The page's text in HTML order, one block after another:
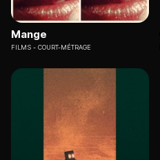
Mange
FILMS COURT-MÉTRAGE